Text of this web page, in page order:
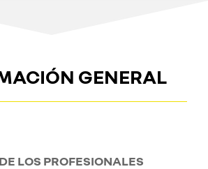
GENERAL
LOS PROFESIONALES